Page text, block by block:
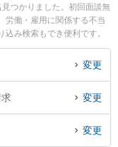
つかりました。初回面談無
労働・雇用に関係する不当
み検索もでき便利です。
ール情報や弁護士費用、強
間に発生した残業代請求の
お困りの相談者さんにおす
変更
変更
変更